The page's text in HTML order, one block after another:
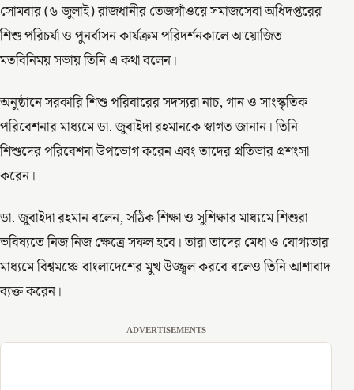
সোমবার (৬ জুলাই) রাজধানীর তেজগাঁওয়ে সমাজসেবা অধিদপ্তরের
শিশু পরিচর্যা ও পুনর্বাসন কার্যক্রম পরিদর্শনকালে আয়োজিত
মতবিনিময় সভায় তিনি এ কথা বলেন।
অনুষ্ঠানে সরকারি শিশু পরিবারের সদস্যরা নাচ, গান ও সাংস্কৃতিক
পরিবেশনার মাধ্যমে ডা. জুবাইদা রহমানকে স্বাগত জানান। তিনি
শিশুদের পরিবেশনা উপভোগ করেন এবং তাদের প্রতিভার প্রশংসা
করেন।
ডা. জুবাইদা রহমান বলেন, সঠিক শিক্ষা ও সুশিক্ষার মাধ্যমে শিশুরা
ভবিষ্যতে নিজ নিজ ক্ষেত্রে সফল হবে। তারা তাদের মেধা ও যোগ্যতার
মাধ্যমে বিশ্বমঞ্চে বাংলাদেশের মুখ উজ্জ্বল করবে বলেও তিনি আশাবাদ
ব্যক্ত করেন।
ADVERTISEMENTS